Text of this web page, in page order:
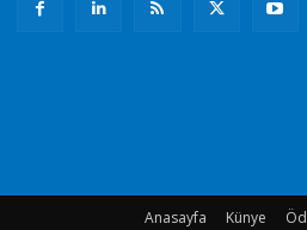
Anasayfa Künye